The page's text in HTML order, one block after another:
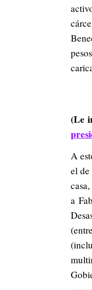
(Le
A
el
a